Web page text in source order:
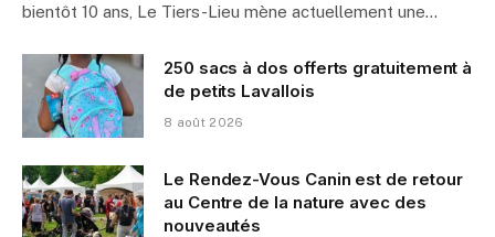
bientôt 10 ans, Le Tiers-Lieu mène actuellement une…
250 sacs à dos offerts gratuitement à
de petits Lavallois
8 août 2026
Le Rendez-Vous Canin est de retour
au Centre de la nature avec des
nouveautés